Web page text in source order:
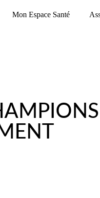
Mon Espace Santé